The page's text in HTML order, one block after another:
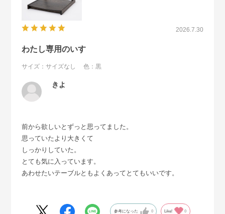
2026.7.30
わたし専用のいす
サイズ：サイズなし 色：黒
きよ
前から欲しいとずっと思ってました。
思っていたより大きくて
しっかりしていた。
とても気に入っています。
あわせたいテーブルともよくあってとてもいいです。
参考になった 0 Like! 0